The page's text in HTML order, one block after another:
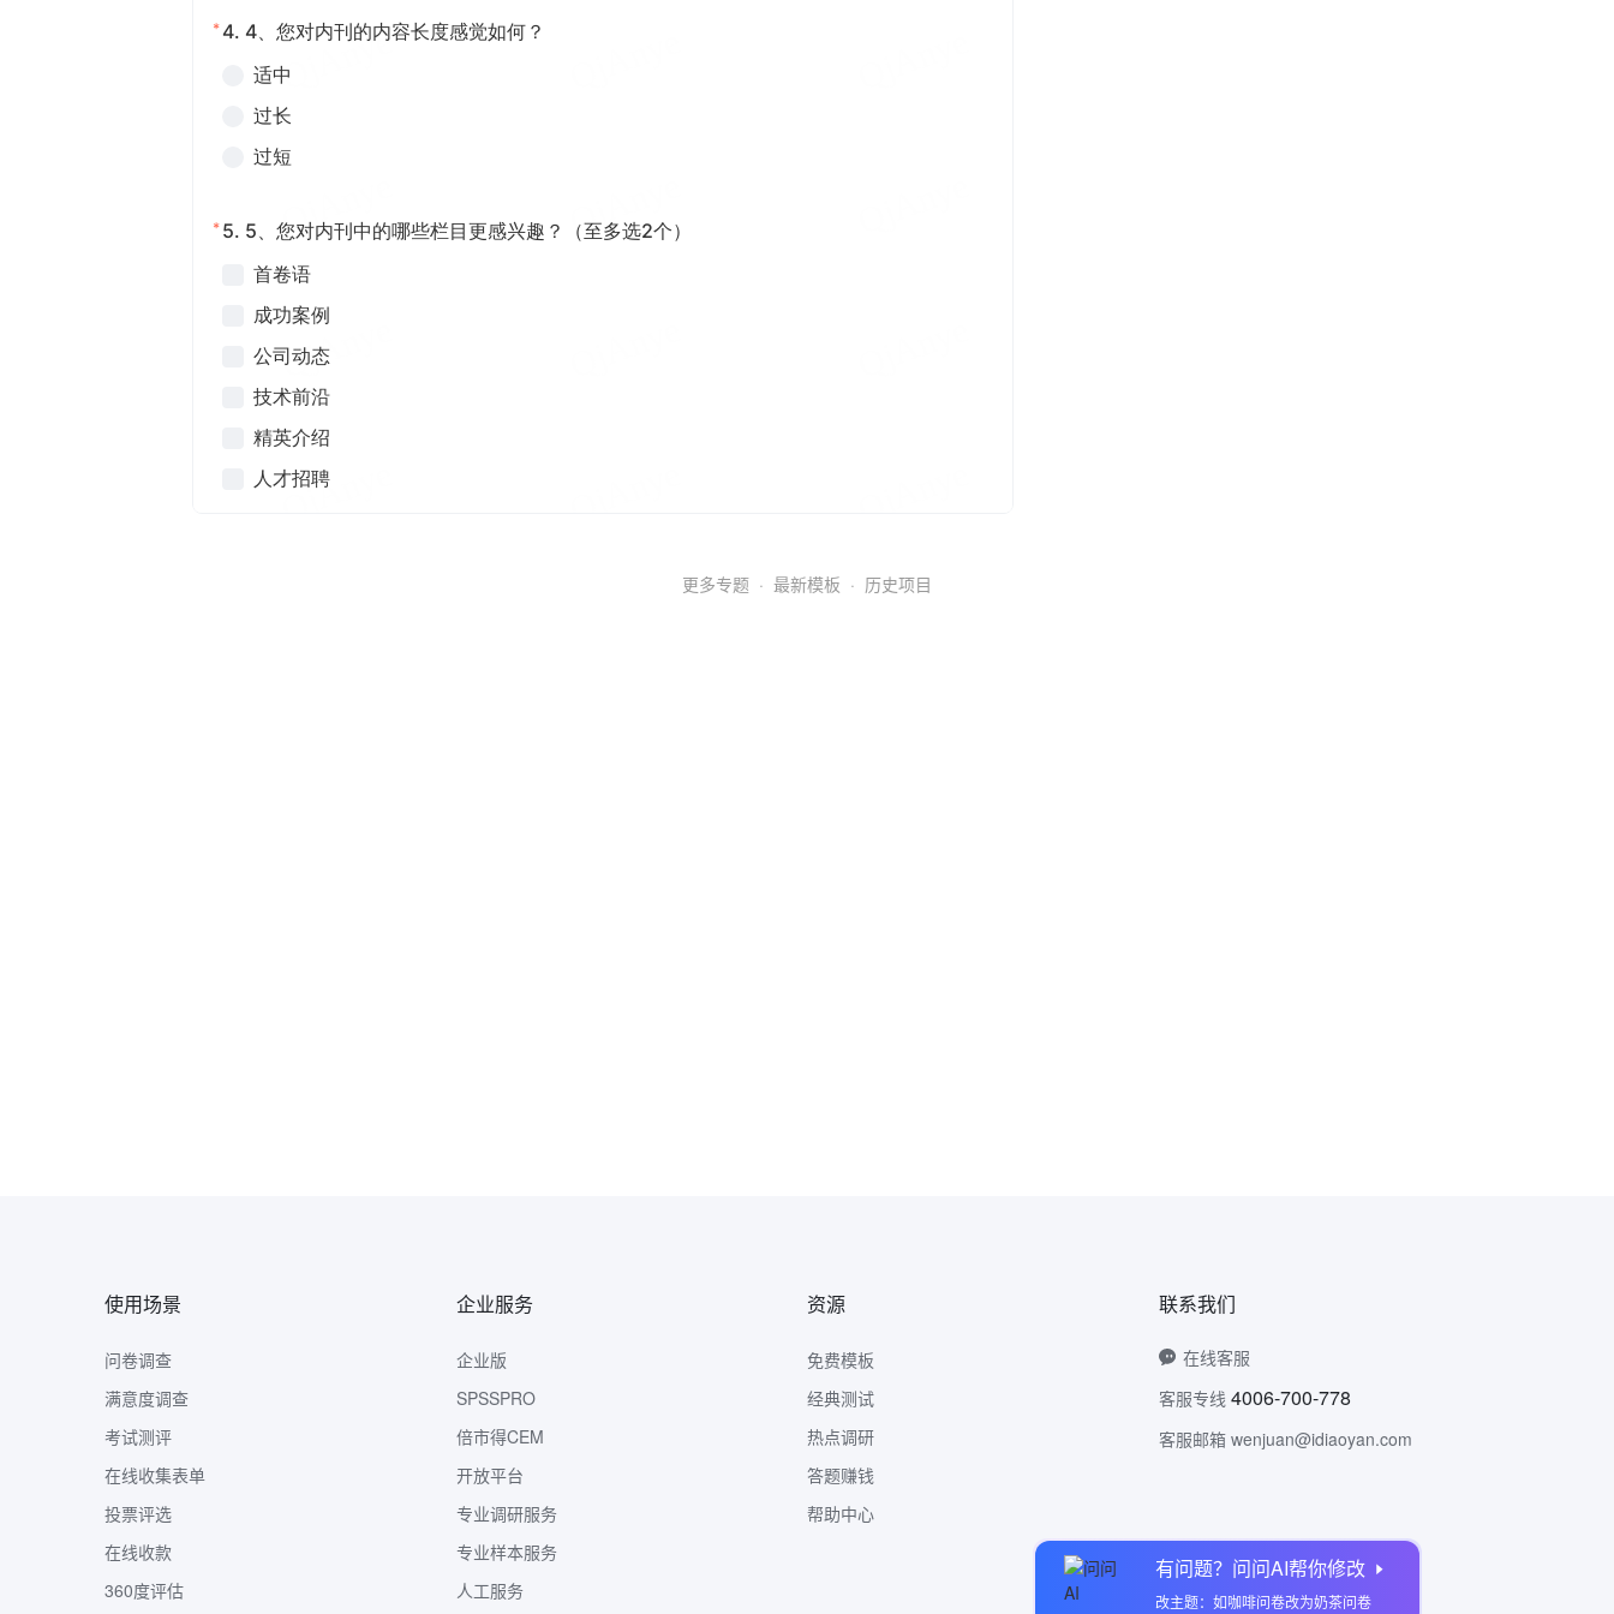
有问题？问问AI帮你修改
改主题：如咖啡问卷改为奶茶问卷
更多专题 · 最新模板 · 历史项目
使用场景
问卷调查
满意度调查
考试测评
在线收集表单
投票评选
在线收款
360度评估
企业服务
企业版
SPSSPRO
倍市得CEM
开放平台
专业调研服务
专业样本服务
人工服务
资源
免费模板
经典测试
热点调研
答题赚钱
帮助中心
联系我们
在线客服
客服专线 4006-700-778
客服邮箱 wenjuan@idiaoyan.com
问卷网公众号